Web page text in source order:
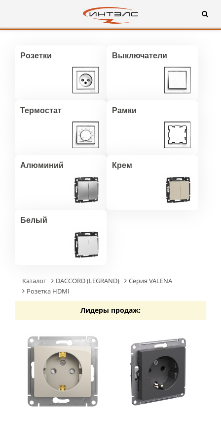
Розетки Выключатели
Термостат Рамки
Алюминий Крем
Белый
Каталог DACCORD (LEGRAND)
Серия VALENA
Розетка HDMI
Лидеры продаж: